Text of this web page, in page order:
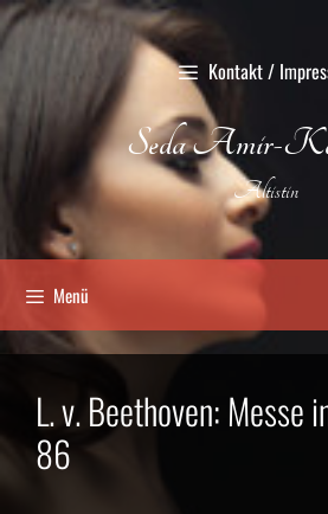
Zum
Inhalt
Kontakt /
Seda Amir-
Altistin
Menü
L. v. Beethoven: Messe
86